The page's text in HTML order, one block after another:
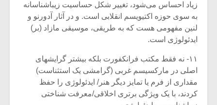
زیاد احساس می‌شود، تغییر شکل حساسیت زیباشناسانه
به سوی حوزه اکتیویسم انقلابی است. و در آثار آدورنو و
لنین مفهومی هست که به طریقی، موسیقی مازاد (بر)
ایدئولوژی است.
۱۱- نه فقط مکتب فرانکفورت بلکه بیشتر گرایشهای
اصلی در مارکسیسم غربی (گرامشی یک استثناست)
مقداری از فرم یا تمایز دیگر هنر/ ایدئولوژی را حفظ
کردند، با یک ویژگی برتری اخلاقی/معرفت شناختی